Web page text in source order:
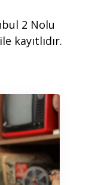
2 Nolu
kayıtlıdır.